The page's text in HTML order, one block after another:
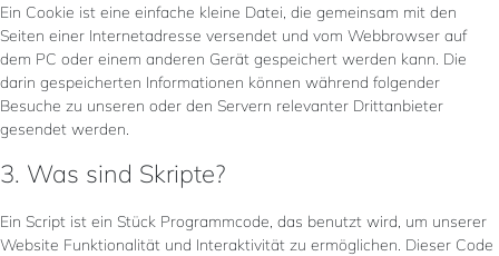
Ein Cookie ist eine einfache kleine Datei, die gemeinsam mit den
Seiten einer Internetadresse versendet und vom Webbrowser auf
dem PC oder einem anderen Gerät gespeichert werden kann. Die
darin gespeicherten Informationen können während folgender
Besuche zu unseren oder den Servern relevanter Drittanbieter
gesendet werden.
3. Was sind Skripte?
Ein Script ist ein Stück Programmcode, das benutzt wird, um unserer
Website Funktionalität und Interaktivität zu ermöglichen. Dieser Code